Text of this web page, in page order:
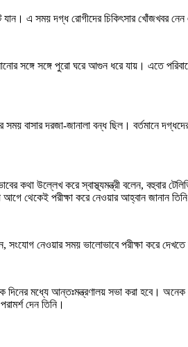
যান। এ সময় দগ্ধ রোগীদের চিকিৎসার খোঁজখবর
সঙ্গে সঙ্গে পুরো ঘরে আগুন ধরে যায়। এতে
বাসার দরজা-জানালা বন্ধ ছিল। বর্তমানে
কথা উল্লেখ করে স্বাস্থ্যমন্ত্রী বলেন, বহুবার
থেকেই পরীক্ষা করে নেওয়ার আহ্বান জানান
সংযোগ নেওয়ার সময় ভালোভাবে পরীক্ষা করে
মধ্যে আন্তঃমন্ত্রণালয় সভা করা হবে। অনেক
দেন তিনি।